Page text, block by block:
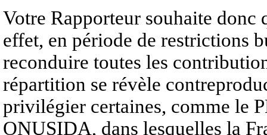
Votre Rapporteur souhaite donc
effet, en période de restrictions
reconduire toutes les
répartition se révèle
privilégier certaines, comme le
ONUSIDA, dans lesquelles la